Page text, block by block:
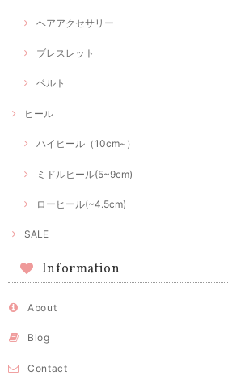
ヘアアクセサリー
ブレスレット
ベルト
ヒール
ハイヒール（10cm~）
ミドルヒール(5~9cm)
ローヒール(~4.5cm)
SALE
Information
About
Blog
Contact